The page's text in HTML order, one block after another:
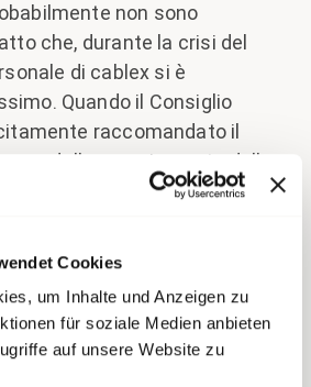
Cookies
um Inhalte und Anzeigen zu
für soziale Medien anbieten
auf unsere Website zu
non sono
che, durante la crisi del
di cablex si è
Quando il Consiglio
raccomandato il
della maggior parte della
sono cambiate
e di altri luoghi pubblici ha
forte sui collaboratori
lavoro all’aperto in condizioni